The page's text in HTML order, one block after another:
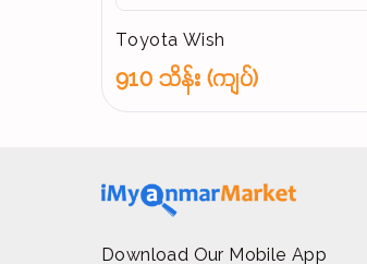
Toyota Wish
910 သိန်း (ကျပ်)
Download Our Mobile App